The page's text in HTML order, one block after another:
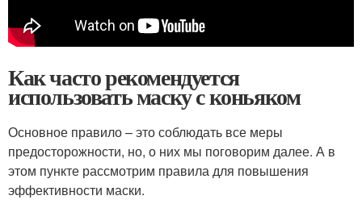
Как часто рекомендуется
использовать маску с коньяком
Основное правило – это соблюдать все меры
предосторожности, но, о них мы поговорим далее. А в
этом пункте рассмотрим правила для повышения
эффективности маски.